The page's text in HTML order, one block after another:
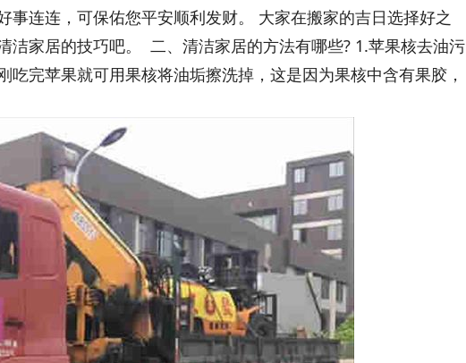
事连连，可保佑您平安顺利发财。 大家在搬家的吉日选择好之
洁家居的技巧吧。 二、清洁家居的方法有哪些? 1.苹果核去油污
吃完苹果就可用果核将油垢擦洗掉，这是因为果核中含有果胶，